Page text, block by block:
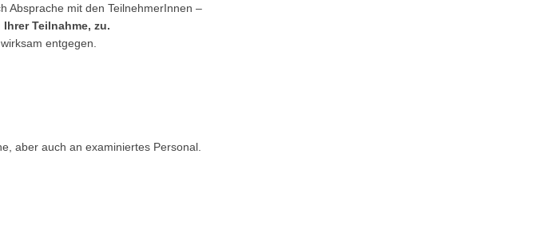
Absprache mit den TeilnehmerInnen –
Teilnahme, zu.
entgegen.
aber auch an examiniertes Personal.